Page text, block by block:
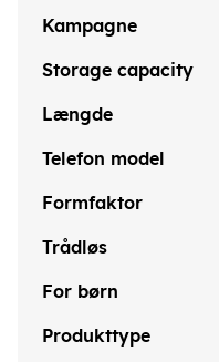
Kampagne
Storage capacity
Længde
Telefon model
Formfaktor
Trådløs
For børn
Produkttype